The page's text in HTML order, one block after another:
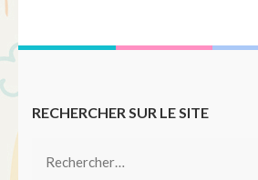
RECHERCHER SUR LE SITE
Rechercher :